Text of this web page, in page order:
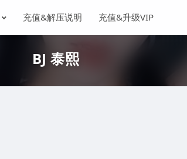
充值&解压说明 充值&升级VIP
BJ 泰熙